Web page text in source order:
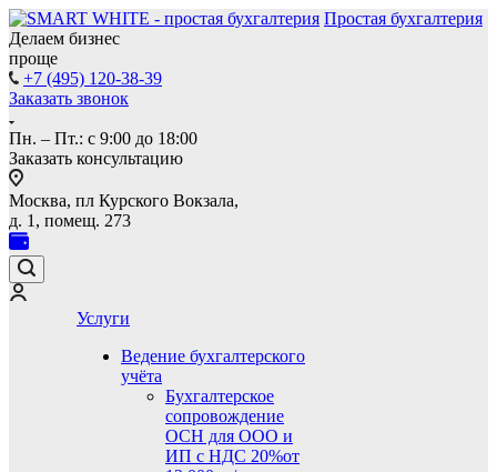
Простая бухгалтерия
Делаем бизнес
проще
+7 (495) 120-38-39
Заказать звонок
Пн. – Пт.: с 9:00 до 18:00
Заказать консультацию
Москва, пл Курского Вокзала,
д. 1, помещ. 273
Услуги
Ведение бухгалтерского
учёта
Бухгалтерское
сопровождение
ОСН для ООО и
ИП с НДС 20%от